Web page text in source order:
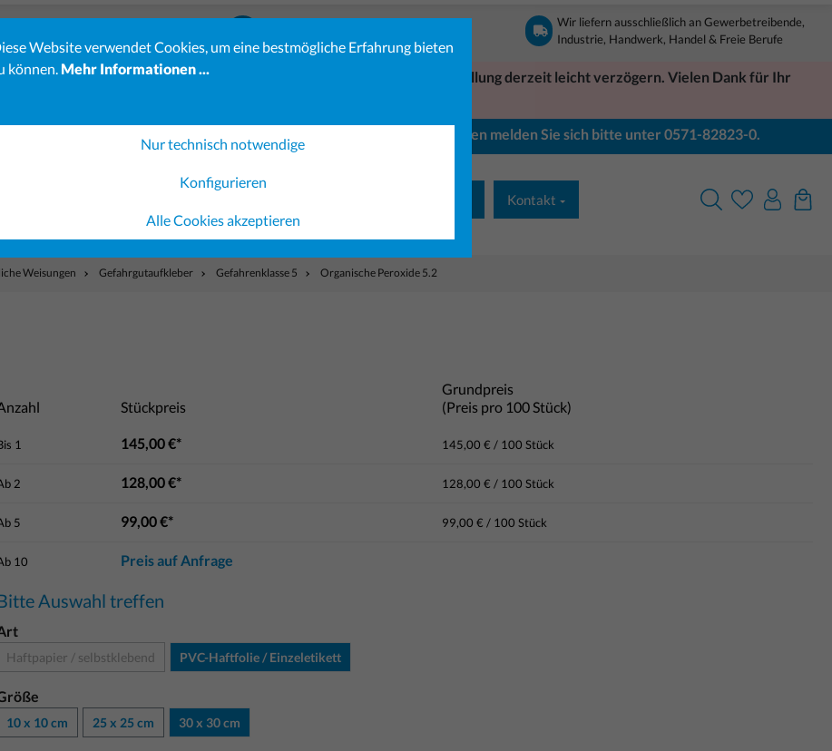
23
Wir liefern ausschließlich an Gewerbetreibende,
Industrie, Handwerk, Handel & Freie Berufe
erhöhten Bestellaufkommens kann sich die Bearbeitung Ihrer Bestellung derzeit leicht verzögern. Vielen Dank für Ihr
sind möglicherweise noch nicht vollständig verfügbar. Bei Fragen melden Sie sich bitte unter 0571-82823-0.
Kontakt
Weisungen Gefahrgutaufkleber Gefahrenklasse 5 Organische Peroxide 5.2
Stückpreis
Grundpreis
(Preis pro 100 Stück)
1 145,00 €* 145,00 € / 100 Stück
2 128,00 €* 128,00 € / 100 Stück
5 99,00 €* 99,00 € / 100 Stück
10 Preis auf Anfrage
Auswahl treffen
Haftpapier / selbstklebend PVC-Haftfolie / Einzeletikett
10 x 10 cm 25 x 25 cm 30 x 30 cm
Website verwendet Cookies, um eine bestmögliche Erfahrung bieten
können. Mehr Informationen ...
Nur technisch notwendige
Konfigurieren
Alle Cookies akzeptieren